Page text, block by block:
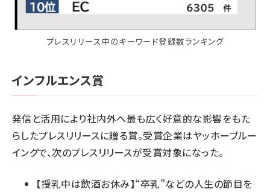
プレスリリース中のキーワード登録数ランキング
インフルエンス賞
発信と活用により社内外へ最も広く好意的な影響をもた
らしたプレスリリースに贈る賞。受賞企業はヤッホーブルー
イングで、次のプレスリリースが受賞対象になった。
【授乳中は飲酒お休み】“卒乳”などの人生の節目を